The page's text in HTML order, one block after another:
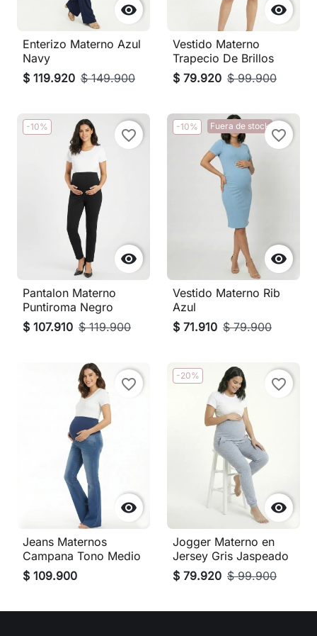

Enterizo Materno Azul
Navy
$ 119.920 $ 149.900

Vestido Materno
Trapecio De Brillos
$ 79.920 $ 99.900
-10%

favorite_border
Pantalon Materno
Puntiroma Negro
$ 107.910 $ 119.900
-10% Fuera de stock

favorite_border
Vestido Materno Rib
Azul
$ 71.910 $ 79.900

favorite_border
Jeans Maternos
Campana Tono Medio
$ 109.900
-20%

favorite_border
Jogger Materno en
Jersey Gris Jaspeado
$ 79.920 $ 99.900